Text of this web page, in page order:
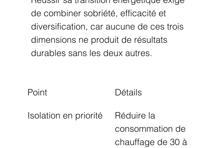
de combiner sobriété, efficacité et
diversification, car aucune de ces trois
dimensions ne produit de résultats
durables sans les deux autres.
Point Détails
Isolation en priorité
Réduire la
consommation de
chauffage de 30 à